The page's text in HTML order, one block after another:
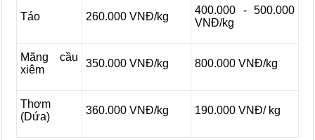
Táo 260.000 VNĐ/kg
400.000 - 500.000
VNĐ/kg
Mãng cầu
xiêm
350.000 VNĐ/kg 800.000 VNĐ/kg
Thơm
(Dứa)
360.000 VNĐ/kg 190.000 VNĐ/ kg